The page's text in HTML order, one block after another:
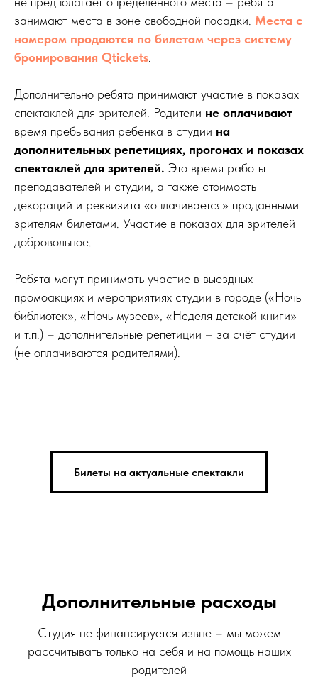
занимают места в зоне свободной посадки. Места с
номером продаются по билетам через систему
бронирования Qtickets
Дополнительно ребята принимают участие в показах
спектаклей для зрителей. Родители не оплачивают
время пребывания ребенка в студии на
дополнительных репетициях, прогонах и показах
спектаклей для зрителей. Это время работы
преподавателей и студии, а также стоимость
декораций и реквизита «оплачивается» проданными
зрителям билетами. Участие в показах для зрителей
добровольное.
Ребята могут принимать участие в выездных
промоакциях и мероприятиях студии в городе («Ночь
библиотек», «Ночь музеев», «Неделя детской книги»
и т.п.) – дополнительные репетиции – за счёт студии
(не оплачиваются родителями).
Билеты на актуальные спектакли
Дополнительные расходы
Студия не финансируется извне – мы можем
рассчитывать только на себя и на помощь наших
родителей